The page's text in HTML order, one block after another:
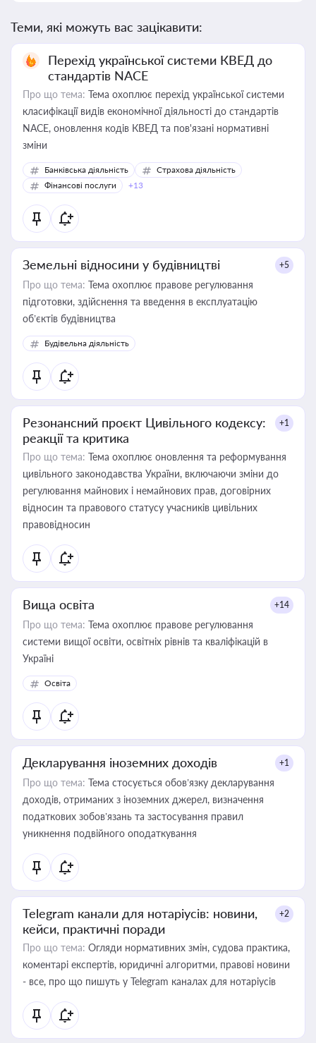
Теми, які можуть вас зацікавити:
Перехід української системи КВЕД до
стандартів NACE
Про що тема: Тема охоплює перехід української системи
класифікації видів економічної діяльності до стандартів
NACE, оновлення кодів КВЕД та пов'язані нормативні
зміни
Банківська діяльність
Страхова діяльність
Фінансові послуги
+13
Земельні відносини у будівництві +5
Про що тема: Тема охоплює правове регулювання
підготовки, здійснення та введення в експлуатацію
об’єктів будівництва
Будівельна діяльність
Резонансний проєкт Цивільного кодексу:
реакції та критика
+1
Про що тема: Тема охоплює оновлення та реформування
цивільного законодавства України, включаючи зміни до
регулювання майнових і немайнових прав, договірних
відносин та правового статусу учасників цивільних
правовідносин
Вища освіта +14
Про що тема: Тема охоплює правове регулювання
системи вищої освіти, освітніх рівнів та кваліфікацій в
Україні
Освіта
Декларування іноземних доходів +1
Про що тема: Тема стосується обов’язку декларування
доходів, отриманих з іноземних джерел, визначення
податкових зобов’язань та застосування правил
уникнення подвійного оподаткування
Telegram канали для нотаріусів: новини,
кейси, практичні поради
+2
Про що тема: Огляди нормативних змін, судова практика,
коментарі експертів, юридичні алгоритми, правові новини
- все, про що пишуть у Telegram каналах для нотаріусів